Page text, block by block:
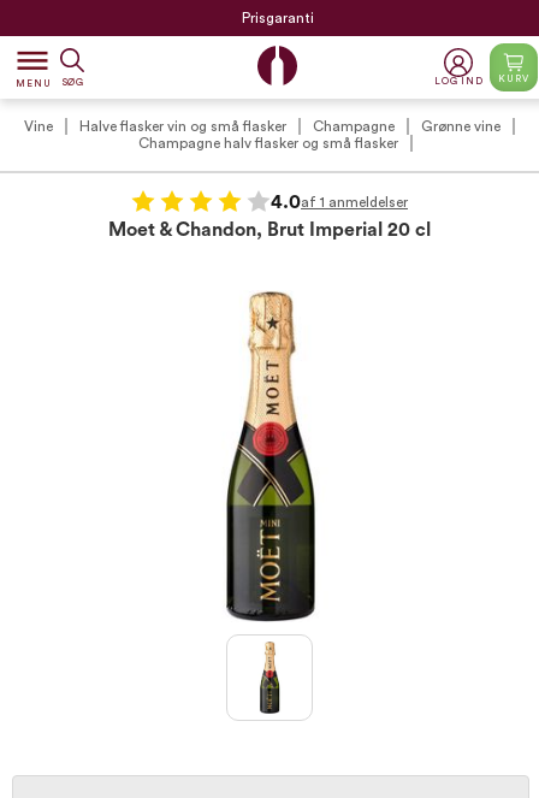
Prisgaranti
dehaze
MENU SØG LOG IND KURV
Vine Halve flasker vin og små flasker Champagne
Grønne vine
Champagne halv flasker og små flasker
4.0af 1 anmeldelser
Moet & Chandon, Brut Imperial 20 cl